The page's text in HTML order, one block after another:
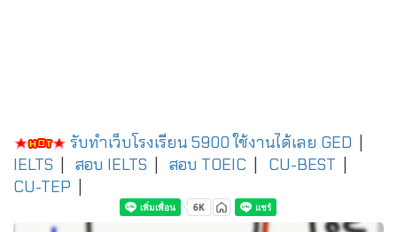
รับทำเว็บโรงเรียน 5900 ใช้งานได้เลย GED
IELTS
สอบ IELTS สอบ TOEIC CU-BEST
CU-TEP